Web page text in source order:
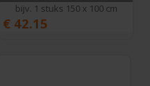
bijv. 1 stuks 150 x 100 cm
€ 42.15